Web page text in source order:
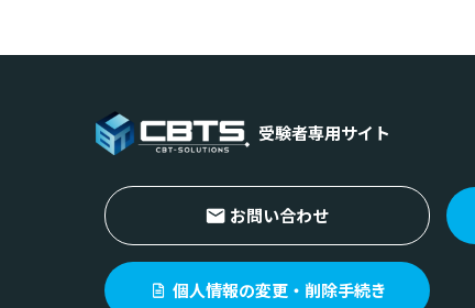
受験者専用サイト
お問い合わせ
個人情報の変更・削除手続き